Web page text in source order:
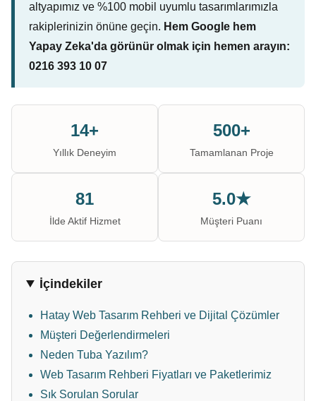
altyapımız ve %100 mobil uyumlu tasarımlarımızla
rakiplerinizin önüne geçin. Hem Google hem
Yapay Zeka'da görünür olmak için hemen arayın:
0216 393 10 07
14+
Yıllık Deneyim
500+
Tamamlanan Proje
81
İlde Aktif Hizmet
5.0★
Müşteri Puanı
İçindekiler
Hatay Web Tasarım Rehberi ve Dijital Çözümler
Müşteri Değerlendirmeleri
Neden Tuba Yazılım?
Web Tasarım Rehberi Fiyatları ve Paketlerimiz
Sık Sorulan Sorular